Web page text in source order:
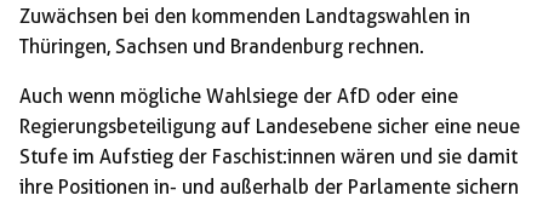
Zuwächsen bei den kommenden Landtagswahlen in
Thüringen, Sachsen und Brandenburg rechnen.
Auch wenn mögliche Wahlsiege der AfD oder eine
Regierungsbeteiligung auf Landesebene sicher eine neue
Stufe im Aufstieg der Faschist:innen wären und sie damit
ihre Positionen in- und außerhalb der Parlamente sichern